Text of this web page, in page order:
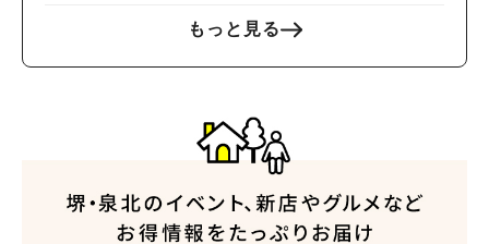
もっと見る
#光明池駅#なかもず駅